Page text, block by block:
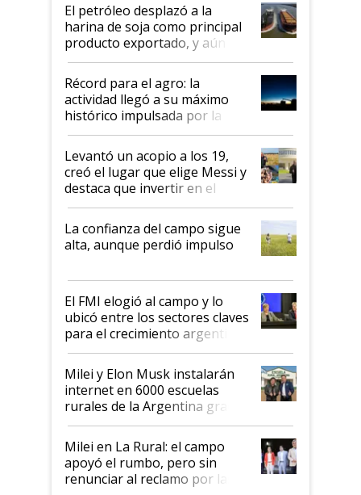
El petróleo desplazó a la
harina de soja como principal
producto exportado, y aún así
el agro aportó casi seis de cada
diez dólares y sostuvo el
liderazgo en un semestre
récord
Récord para el agro: la
actividad llegó a su máximo
histórico impulsada por la
cosecha y las exportaciones
Levantó un acopio a los 19,
creó el lugar que elige Messi y
destaca que invertir en el
kirchnerismo era como "darle
plata a un hijo para droga":
Juan Félix Rossetti, el libertario
que de una dura crisis salió
de Milei
La confianza del campo sigue
alta, aunque perdió impulso
El FMI elogió al campo y lo
ubicó entre los sectores claves
para el crecimiento argentino
Milei y Elon Musk instalarán
internet en 6000 escuelas
rurales de la Argentina gracias
a un acuerdo con Starlink
Milei en La Rural: el campo
apoyó el rumbo, pero sin
renunciar al reclamo por las